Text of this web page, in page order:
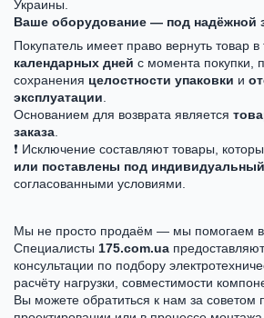
Украины.
Ваше оборудование — под надёжной
Покупатель имеет право вернуть товар в
календарных дней с момента покупки,
сохранения целостности упаковки и
эксплуатации
Основанием для возврата является
заказа
❗ Исключение составляют товары,
или поставлены под индивидуальный
согласованными условиями.
Мы не просто продаём — мы помогаем
Специалисты 175.com.ua
консультации по подбору
расчёту нагрузки, совместимости
Вы можете обратиться к нам за советом